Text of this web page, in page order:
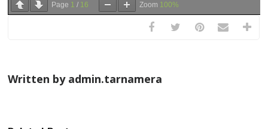
Page 1 / 16 Zoom 100%
Written by admin.tarnamera